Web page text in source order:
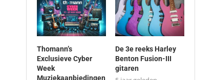
Thomann’s
Exclusieve Cyber
Week
Muziekaanbiedingen
De 3e reeks Harley
Benton Fusion-III
gitaren